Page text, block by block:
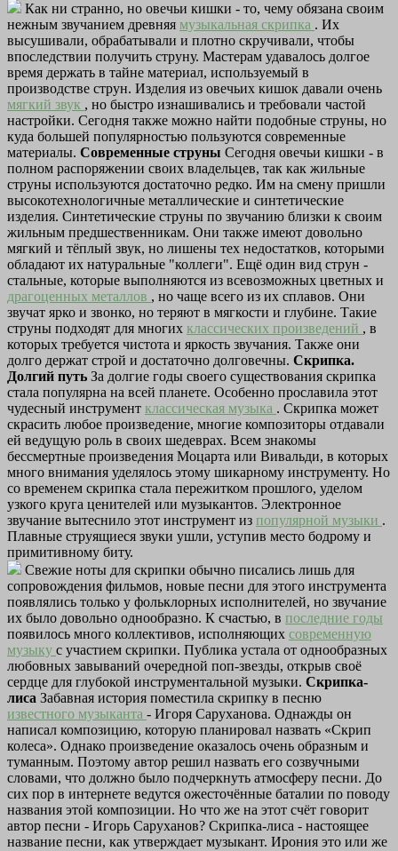
Как ни странно, но овечьи кишки - то, чему обязана своим
нежным звучанием древняя музыкальная скрипка . Их
высушивали, обрабатывали и плотно скручивали, чтобы
впоследствии получить струну. Мастерам удавалось долгое
время держать в тайне материал, используемый в
производстве струн. Изделия из овечьих кишок давали очень
мягкий звук , но быстро изнашивались и требовали частой
настройки. Сегодня также можно найти подобные струны, но
куда большей популярностью пользуются современные
материалы. Современные струны Сегодня овечьи кишки - в
полном распоряжении своих владельцев, так как жильные
струны используются достаточно редко. Им на смену пришли
высокотехнологичные металлические и синтетические
изделия. Синтетические струны по звучанию близки к своим
жильным предшественникам. Они также имеют довольно
мягкий и тёплый звук, но лишены тех недостатков, которыми
обладают их натуральные "коллеги". Ещё один вид струн -
стальные, которые выполняются из всевозможных цветных и
драгоценных металлов , но чаще всего из их сплавов. Они
звучат ярко и звонко, но теряют в мягкости и глубине. Такие
струны подходят для многих классических произведений , в
которых требуется чистота и яркость звучания. Также они
долго держат строй и достаточно долговечны. Скрипка.
Долгий путь За долгие годы своего существования скрипка
стала популярна на всей планете. Особенно прославила этот
чудесный инструмент классическая музыка . Скрипка может
скрасить любое произведение, многие композиторы отдавали
ей ведущую роль в своих шедеврах. Всем знакомы
бессмертные произведения Моцарта или Вивальди, в которых
много внимания уделялось этому шикарному инструменту. Но
со временем скрипка стала пережитком прошлого, уделом
узкого круга ценителей или музыкантов. Электронное
звучание вытеснило этот инструмент из популярной музыки .
Плавные струящиеся звуки ушли, уступив место бодрому и
примитивному биту.
Свежие ноты для скрипки обычно писались лишь для
сопровождения фильмов, новые песни для этого инструмента
появлялись только у фольклорных исполнителей, но звучание
их было довольно однообразно. К счастью, в последние годы
появилось много коллективов, исполняющих современную
музыку с участием скрипки. Публика устала от однообразных
любовных завываний очередной поп-звезды, открыв своё
сердце для глубокой инструментальной музыки. Скрипка-
лиса Забавная история поместила скрипку в песню
известного музыканта - Игоря Саруханова. Однажды он
написал композицию, которую планировал назвать «Скрип
колеса». Однако произведение оказалось очень образным и
туманным. Поэтому автор решил назвать его созвучными
словами, что должно было подчеркнуть атмосферу песни. До
сих пор в интернете ведутся ожесточённые баталии по поводу
названия этой композиции. Но что же на этот счёт говорит
автор песни - Игорь Саруханов? Скрипка-лиса - настоящее
название песни, как утверждает музыкант. Ирония это или же